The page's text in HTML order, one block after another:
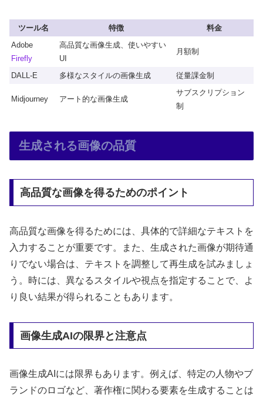
ツール名 特徴
料金
Adobe
Firefly
高品質な画像生成、使いやすい
UI
月額制
DALL-E 多様なスタイルの画像生成 従量課金制
Midjourney アート的な画像生成
サブスクリプション
制
生成される画像の品質
高品質な画像を得るためのポイント
高品質な画像を得るためには、具体的で詳細なテキストを
入力することが重要です。また、生成された画像が期待通
りでない場合は、テキストを調整して再生成を試みましょ
う。時には、異なるスタイルや視点を指定することで、よ
り良い結果が得られることもあります。
画像生成AIの限界と注意点
画像生成AIには限界もあります。例えば、特定の人物やブ
ランドのロゴなど、著作権に関わる要素を生成することは